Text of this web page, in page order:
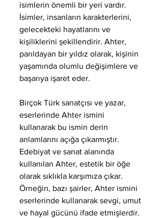
isimlerin önemli bir yeri vardır.
İsimler, insanların karakterlerini,
gelecekteki hayatlarını ve
kişiliklerini şekillendirir. Ahter,
parıldayan bir yıldız olarak, kişinin
yaşamında olumlu değişimlere ve
başarıya işaret eder.
Birçok Türk sanatçısı ve yazar,
eserlerinde Ahter ismini
kullanarak bu ismin derin
anlamlarını açığa çıkarmıştır.
Edebiyat ve sanat alanında
kullanılan Ahter, estetik bir öğe
olarak sıklıkla karşımıza çıkar.
Örneğin, bazı şairler, Ahter ismini
eserlerinde kullanarak sevgi, umut
ve hayal gücünü ifade etmişlerdir.